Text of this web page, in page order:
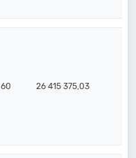
60 26 415 375,03